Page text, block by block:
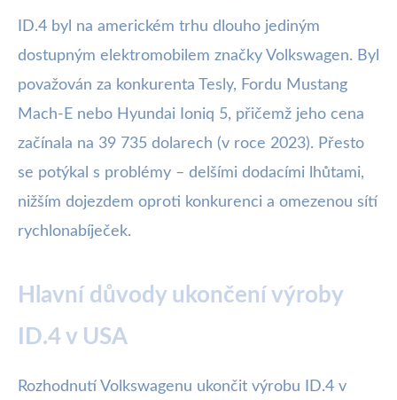
ID.4 byl na americkém trhu dlouho jediným
dostupným elektromobilem značky Volkswagen. Byl
považován za konkurenta Tesly, Fordu Mustang
Mach-E nebo Hyundai Ioniq 5, přičemž jeho cena
začínala na 39 735 dolarech (v roce 2023). Přesto
se potýkal s problémy – delšími dodacími lhůtami,
nižším dojezdem oproti konkurenci a omezenou sítí
rychlonabíječek.
Hlavní důvody ukončení výroby
ID.4 v USA
Rozhodnutí Volkswagenu ukončit výrobu ID.4 v